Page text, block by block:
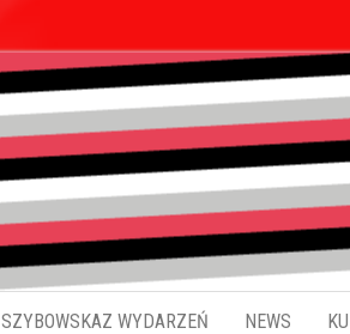
SZYBOWSKAZ WYDARZEŃ NEWS